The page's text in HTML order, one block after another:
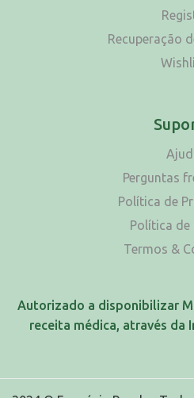
Recuperação
Perguntas
Política de
Política de
Termos &
Autorizado a disponibilizar
receita médica, através da